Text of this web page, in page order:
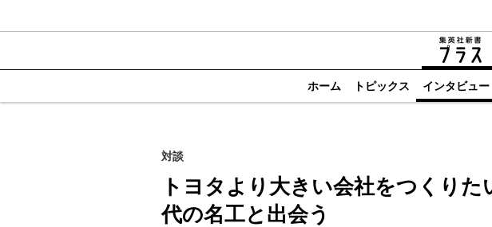
ホーム トピックス インタビュー
対談
トヨタより大きい会社をつくりた
代の名工と出会う